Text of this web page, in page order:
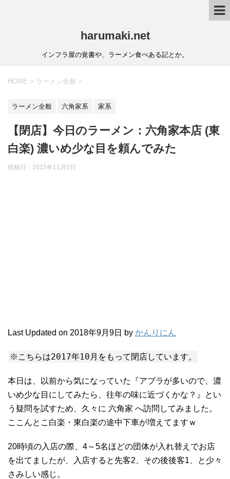
harumaki.net
インフラ屋の覚書や、ラーメン食べある記とか。
HOME > ラーメン全般 >
ラーメン全般 六角家系 家系
【閉店】今日のラーメン：六角家本店 (東
白楽) 濃いめ少な目を頼んでみた
投稿日：2015年11月5日
Last Updated on 2018年9月9日 by かんりにん
※こちらは2017年10月をもって閉店しています。
本日は、以前から気になっていた『アブラが多いので、濃
いめ少な目にしてみたら、往年の味に近づくかな？』とい
う疑問を試すため、久々に 六角家 へ訪問してみました。
ここんとこ白楽・東白楽の途中下車が増えてますｗ
20時頃の入店の際、4～5名ほどの団体が入れ替えでお店
を出てましたが、入店すると先客2、その後後客1、と少々
さみしい感じ。